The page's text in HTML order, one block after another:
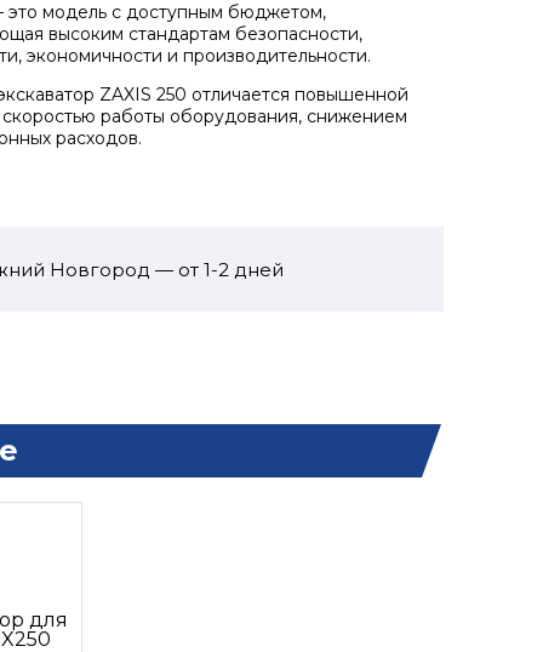
это модель с доступным бюджетом,
высоким стандартам безопасности,
экономичности и производительности.
ZAXIS 250 отличается повышенной
работы оборудования, снижением
расходов.
Новгород — от 1-2 дней